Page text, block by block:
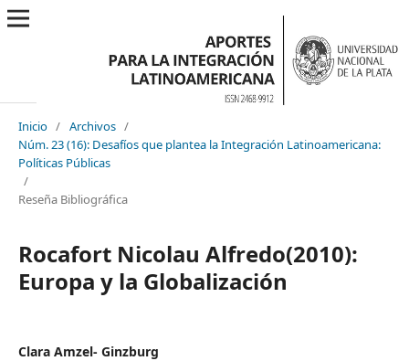
Inicio / Archivos /
Núm. 23 (16): Desafíos que plantea la Integración Latinoamericana:
Políticas Públicas
/
Reseña Bibliográfica
Rocafort Nicolau Alfredo(2010):
Europa y la Globalización
Clara Amzel- Ginzburg